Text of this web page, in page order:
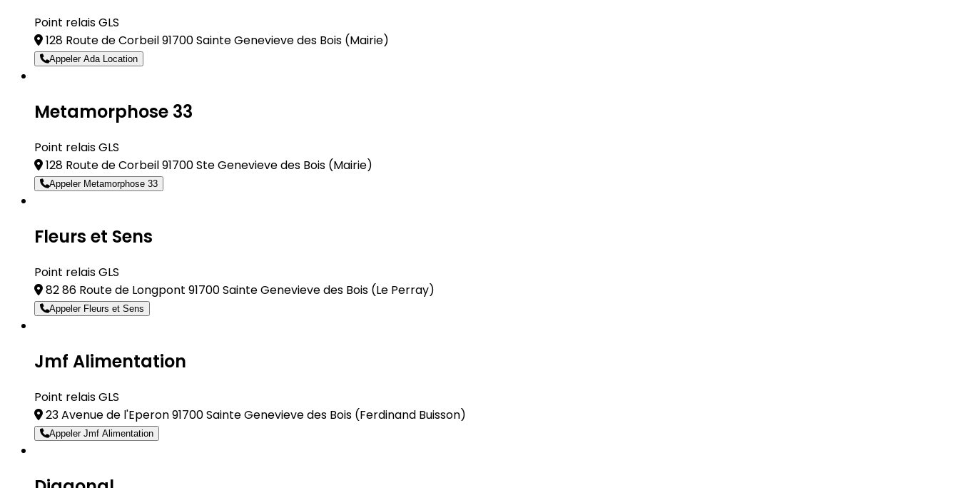
Point relais GLS
128 Route de Corbeil 91700 Sainte Genevieve des Bois (Mairie)
Appeler Ada Location
Metamorphose 33
Point relais GLS
128 Route de Corbeil 91700 Ste Genevieve des Bois (Mairie)
Appeler Metamorphose 33
Fleurs et Sens
Point relais GLS
82 86 Route de Longpont 91700 Sainte Genevieve des Bois (Le Perray)
Appeler Fleurs et Sens
Jmf Alimentation
Point relais GLS
23 Avenue de l'Eperon 91700 Sainte Genevieve des Bois (Ferdinand Buisson)
Appeler Jmf Alimentation